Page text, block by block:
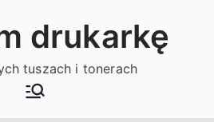
drukarkę
tuszach i tonerach